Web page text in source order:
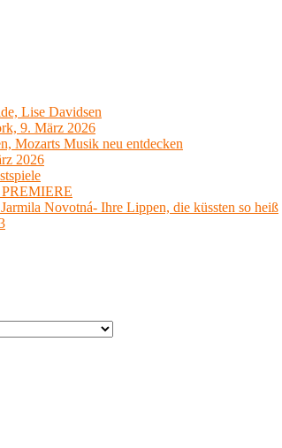
Lise Davidsen
9. März 2026
Mozarts Musik neu entdecken
2026
PREMIERE
Novotná- Ihre Lippen, die küssten so heiß